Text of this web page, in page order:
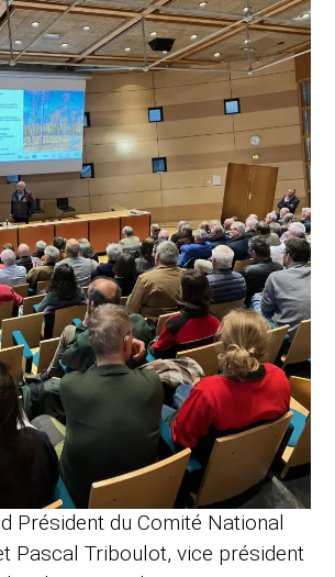
Président du Comité National
Pascal Triboulot, vice président